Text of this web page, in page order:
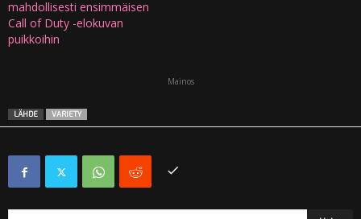
mahdollisesti ensimmäisen
Call of Duty -elokuvan
puikkoihin
Mainos
LÄHDE VARIETY